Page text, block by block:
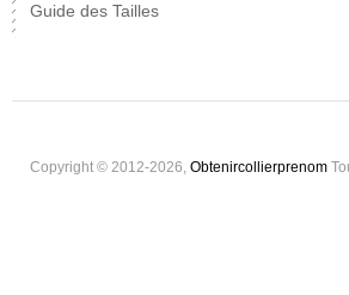
Guide des Tailles
Copyright © 2012-2026, Obtenircollierprenom